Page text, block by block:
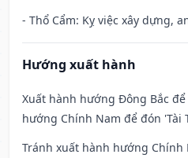
- Thổ Cẩm: Kỵ việc xây dựng,
Hướng xuất hành
Xuất hành hướng Đông Bắc
hướng Chính Nam để đón 'Tài
Tránh xuất hành hướng Chính